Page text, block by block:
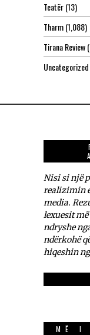
Teatër(13)
Tharm(1,088)
Tirana Review
Uncategorized
Nisi si një
realizimin
media.
lexuesit
ndryshe
ndërkohë
hiqeshin
MË I